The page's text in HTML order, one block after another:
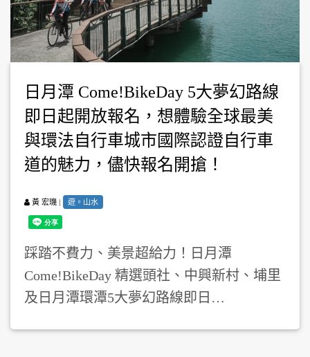
日月潭 Come!BikeDay 5大夢幻路線
即日起開放報名，想體驗全球最美
與環法自行車城市國際認證自行車
道的魅力，儘快報名開搶！
黃 宏璣 | 遊。山水
踩踏不費力、美景超給力！日月潭
Come!BikeDay 精選頭社、中興新村、埔里
及日月潭環潭5大夢幻路線即日…